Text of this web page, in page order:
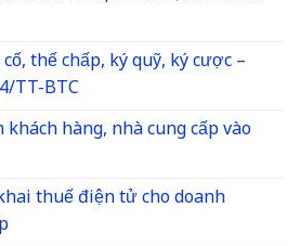
thế chấp, ký quỹ, ký cược –
TT-BTC
hàng, nhà cung cấp vào
thuế điện tử cho doanh